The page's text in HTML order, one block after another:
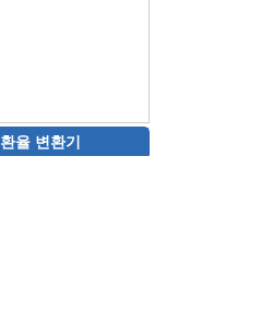
환율 변환기